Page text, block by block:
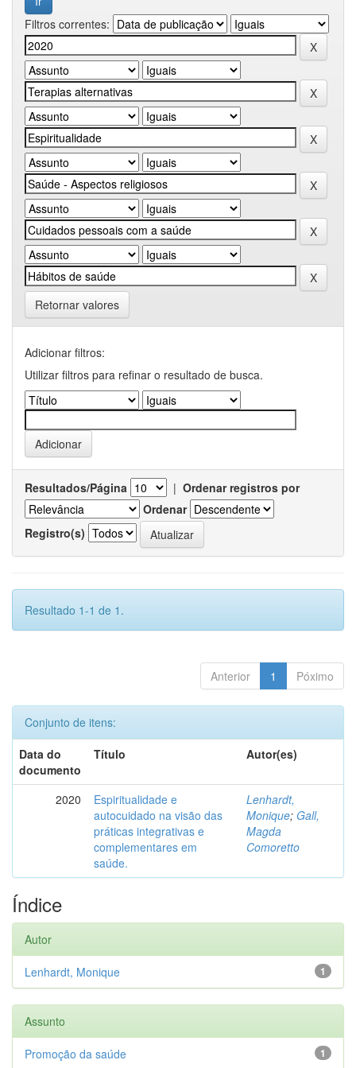
Filtros correntes:
Retornar valores
Adicionar filtros:
Utilizar filtros para refinar o resultado de busca.
Resultados/Página | Ordenar registros por
Ordenar
Registro(s)
Resultado 1-1 de 1.
Anterior 1 Póximo
Conjunto de itens:
Data do
documento
Título Autor(es)
2020
Espiritualidade e
autocuidado na visão das
práticas integrativas e
complementares em
saúde.
Lenhardt,
Monique; Gall,
Magda
Comoretto
Índice
Autor
1
Lenhardt, Monique
Assunto
1
Promoção da saúde